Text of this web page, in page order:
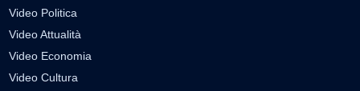
Video Politica
Video Attualità
Video Economia
Video Cultura